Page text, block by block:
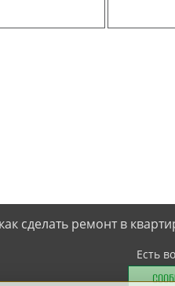
сделать ремонт в
Есть